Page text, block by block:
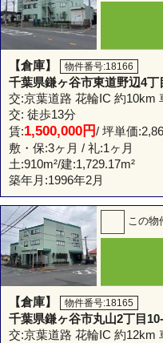
【倉庫】 物件番号:18166
千葉県鎌ヶ谷市東道野辺4丁
交:京葉道路 花輪IC 約10km
交: 徒歩13分
賃:1,500,000円/ 坪単価
敷・保:3ヶ月 / 礼:1ヶ月
土:910m²/建:1,729.17m²
築年月:1996年2月
この物
【倉庫】 物件番号:18165
千葉県鎌ヶ谷市丸山2丁目
交:京葉道路 花輪IC 約12km